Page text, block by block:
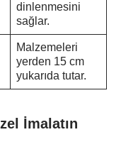
dinlenmesini
sağlar.
Malzemeleri
yerden 15 cm
yukarıda tutar.
İmalatın